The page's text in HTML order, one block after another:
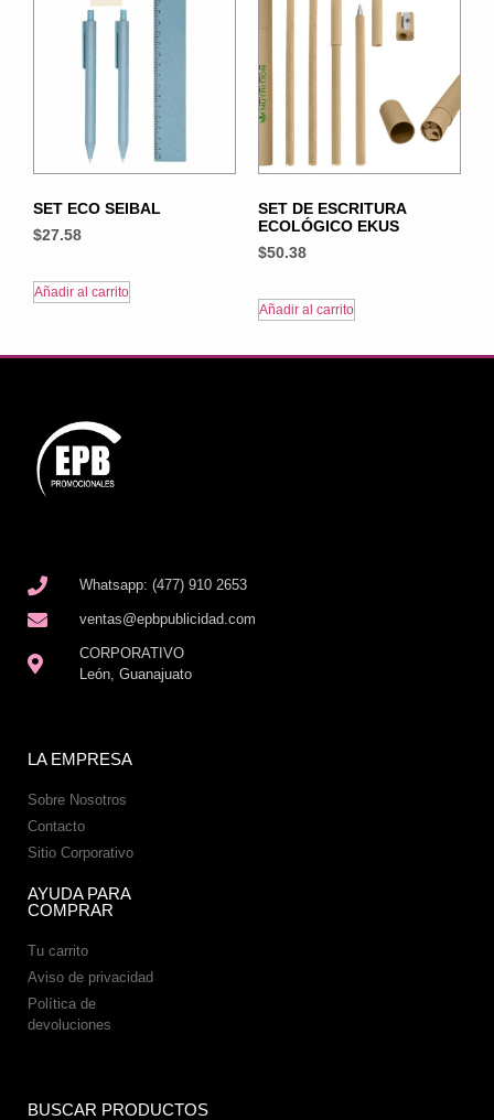
SET ECO SEIBAL
$27.58
Añadir al carrito
SET DE ESCRITURA
ECOLÓGICO EKUS
$50.38
Añadir al carrito
Whatsapp: (477) 910 2653
ventas@epbpublicidad.com
CORPORATIVO
León, Guanajuato
LA EMPRESA
Sobre Nosotros
Contacto
Sitio Corporativo
AYUDA PARA
COMPRAR
Tu carrito
Aviso de privacidad
Política de
devoluciones
BUSCAR PRODUCTOS